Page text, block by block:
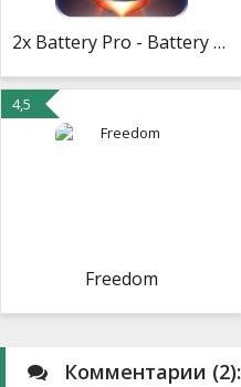
2x Battery Pro - Battery Saver
4,5
Freedom
Комментарии (2):